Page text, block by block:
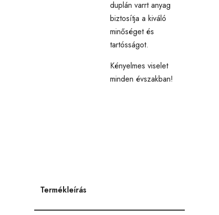
duplán varrt anyag
biztosítja a kiváló
minőséget és
tartósságot.
Kényelmes viselet
minden évszakban!
Termékleírás